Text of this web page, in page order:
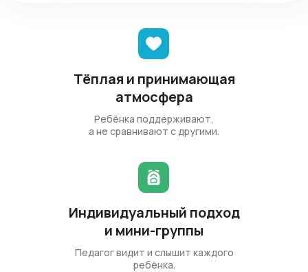
Педагог видит и слышит каждого
ребёнка.
Индивидуальный подход
и мини-группы
Ребёнка поддерживают,
а не сравнивают с другими.
Тёплая и принимающая
атмосфера